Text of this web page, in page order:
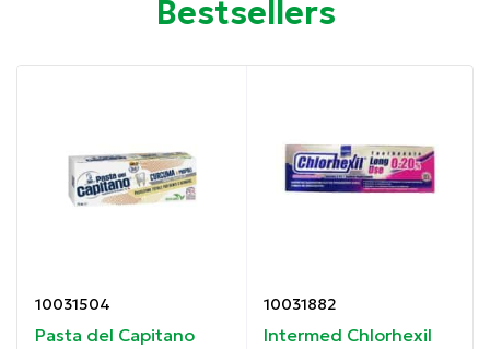
Βοηθά στην καταπολέμηση της τερηδόνας πριν
σχηματιστεί1,2
Επαναφέρει το pH σε ένα πιο υγιές επίπεδο
Bestsellers
10031504
Pasta del Capitano
10031882
Intermed Chlorhexil